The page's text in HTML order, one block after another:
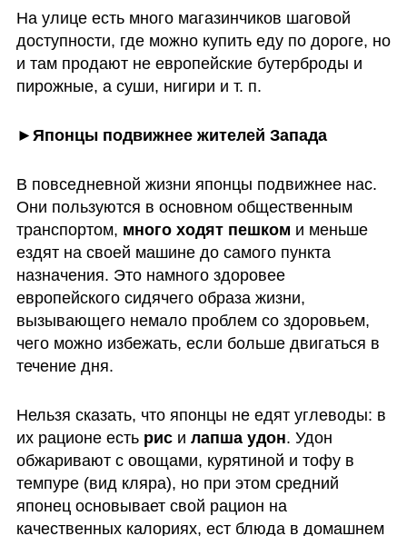
На улице есть много магазинчиков шаговой
доступности, где можно купить еду по дороге, но
и там продают не европейские бутерброды и
пирожные, а суши, нигири и т. п.
►Японцы подвижнее жителей Запада
В повседневной жизни японцы подвижнее нас.
Они пользуются в основном общественным
транспортом, много ходят пешком и меньше
ездят на своей машине до самого пункта
назначения. Это намного здоровее
европейского сидячего образа жизни,
вызывающего немало проблем со здоровьем,
чего можно избежать, если больше двигаться в
течение дня.
Нельзя сказать, что японцы не едят углеводы: в
их рационе есть рис и лапша удон. Удон
обжаривают с овощами, курятиной и тофу в
темпуре (вид кляра), но при этом средний
японец основывает свой рацион на
качественных калориях, ест блюда в домашнем